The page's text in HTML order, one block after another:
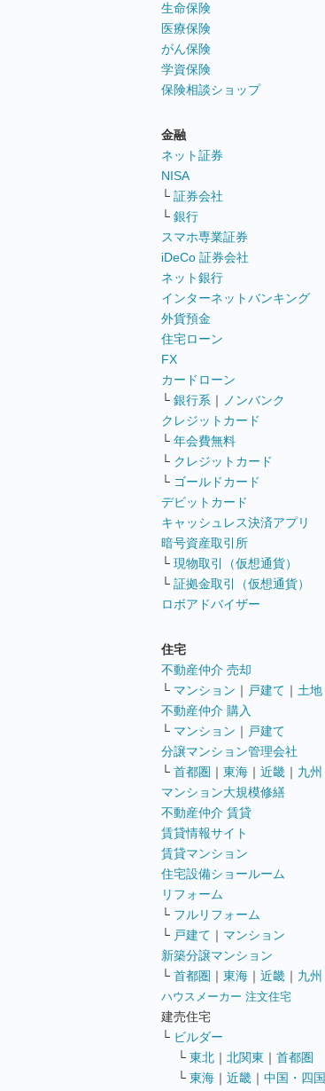
生命保険
医療保険
がん保険
学資保険
保険相談ショップ
金融
ネット証券
NISA
└ 証券会社
└ 銀行
スマホ専業証券
iDeCo 証券会社
ネット銀行
インターネットバンキング
外貨預金
住宅ローン
FX
カードローン
└ 銀行系 ｜
ノンバンク
クレジットカード
└ 年会費無料
└ クレジットカード
└ ゴールドカード
デビットカード
キャッシュレス決済アプリ
暗号資産取引所
└ 現物取引（仮想通貨）
└ 証拠金取引（仮想通貨）
ロボアドバイザー
住宅
不動産仲介 売却
└ マンション ｜ 戸建て ｜ 土地
不動産仲介 購入
└ マンション ｜ 戸建て
分譲マンション管理会社
└ 首都圏 ｜ 東海 ｜ 近畿 ｜ 九州
マンション大規模修繕
不動産仲介 賃貸
賃貸情報サイト
賃貸マンション
住宅設備ショールーム
リフォーム
└ フルリフォーム
└ 戸建て ｜ マンション
新築分譲マンション
└ 首都圏 ｜ 東海 ｜ 近畿 ｜ 九州
ハウスメーカー 注文住宅
建売住宅
└ ビルダー
└ 東北 ｜ 北関東 ｜ 首都圏
└ 東海 ｜ 近畿 ｜ 中国・四国